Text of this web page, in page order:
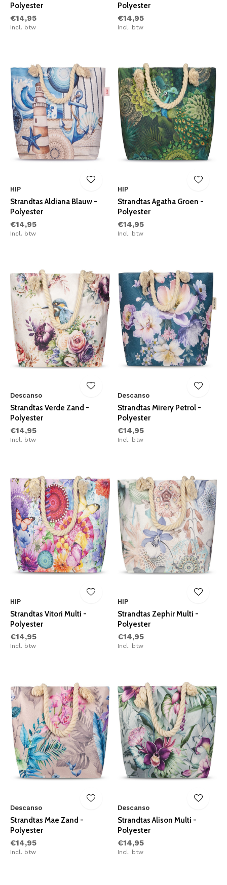
Polyester
€14,95
Incl. btw
Polyester
€14,95
Incl. btw
HIP
Strandtas Aldiana Blauw -
Polyester
€14,95
Incl. btw
HIP
Strandtas Agatha Groen -
Polyester
€14,95
Incl. btw
Descanso
Strandtas Verde Zand -
Polyester
€14,95
Incl. btw
Descanso
Strandtas Mirery Petrol -
Polyester
€14,95
Incl. btw
HIP
Strandtas Vitori Multi -
Polyester
€14,95
Incl. btw
HIP
Strandtas Zephir Multi -
Polyester
€14,95
Incl. btw
Descanso
Strandtas Mae Zand -
Polyester
€14,95
Incl. btw
Descanso
Strandtas Alison Multi -
Polyester
€14,95
Incl. btw